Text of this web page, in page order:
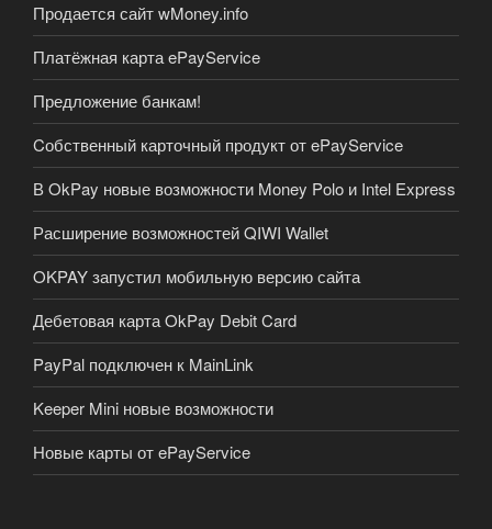
Продается сайт wMoney.info
Платёжная карта ePayService
Предложение банкам!
Cобственный карточный продукт от ePayService
В OkPay новые возможности Money Polo и Intel Express
Расширение возможностей QIWI Wallet
OKPAY запустил мобильную версию сайта
Дебетовая карта OkPay Debit Card
PayPal подключен к MainLink
Keeper Mini новые возможности
Новые карты от ePayService